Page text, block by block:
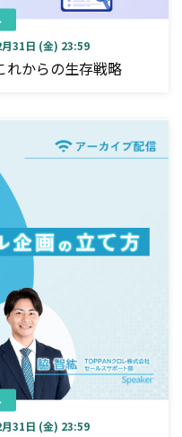
31日 (金) 23:59
れからの生存戦略
31日 (金) 23:59